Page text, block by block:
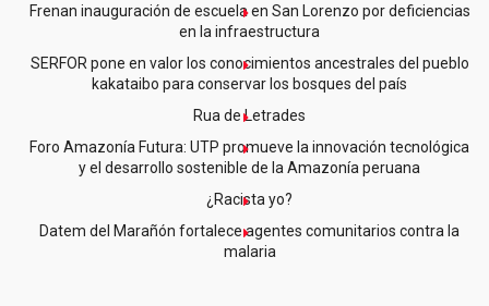
Frenan inauguración de escuela en San Lorenzo por deficiencias
en la infraestructura
SERFOR pone en valor los conocimientos ancestrales del pueblo
kakataibo para conservar los bosques del país
Rua de Letrades
Foro Amazonía Futura: UTP promueve la innovación tecnológica
y el desarrollo sostenible de la Amazonía peruana
¿Racista yo?
Datem del Marañón fortalece agentes comunitarios contra la
malaria